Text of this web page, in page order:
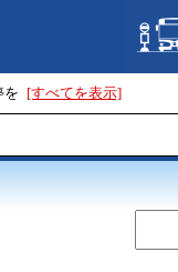
を [すべてを表示]